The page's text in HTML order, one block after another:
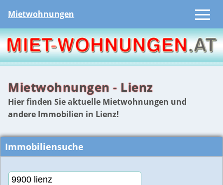
Mietwohnungen
Mietwohnungen - Lienz
Hier finden Sie aktuelle Mietwohnungen und
andere Immobilien in Lienz!
Immobiliensuche